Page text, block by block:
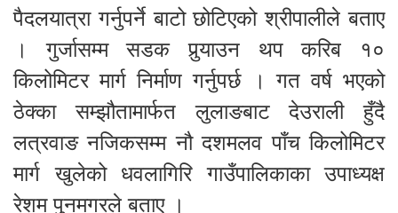
पैदलयात्रा गर्नुपर्ने बाटो छोटिएको श्रीपालीले बताए
। गुर्जासम्म सडक पुर्‍याउन थप करिब १०
किलोमिटर मार्ग निर्माण गर्नुपर्छ । गत वर्ष भएको
ठेक्का सम्झौतामार्फत लुलाङबाट देउराली हुँदै
लत्रवाङ नजिकसम्म नौ दशमलव पाँच किलोमिटर
मार्ग खुलेको धवलागिरि गाउँपालिकाका उपाध्यक्ष
रेशम पुनमगरले बताए ।